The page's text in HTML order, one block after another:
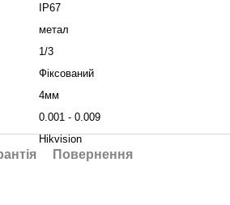
IP67
метал
1/3
Фіксований
4мм
0.001 - 0.009
Hikvision
Повернення